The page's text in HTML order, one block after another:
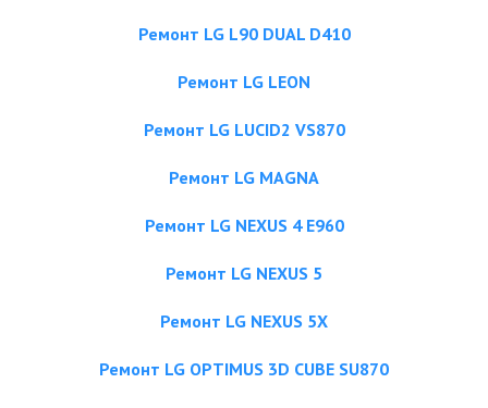
Ремонт LG L90 DUAL D410
Ремонт LG LEON
Ремонт LG LUCID2 VS870
Ремонт LG MAGNA
Ремонт LG NEXUS 4 E960
Ремонт LG NEXUS 5
Ремонт LG NEXUS 5X
Ремонт LG OPTIMUS 3D CUBE SU870